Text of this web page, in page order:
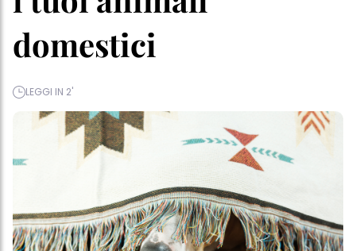
domestici
LEGGI IN 2'